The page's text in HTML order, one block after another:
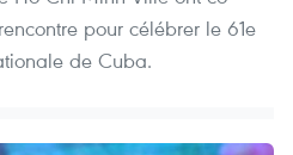
pour célébrer le 61e
de Cuba.